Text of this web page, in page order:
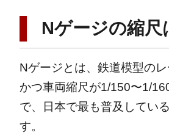
Nゲージの縮尺
Nゲージとは、鉄道模型の
かつ車両縮尺が1/150〜1/
で、日本で最も普及してい
す。